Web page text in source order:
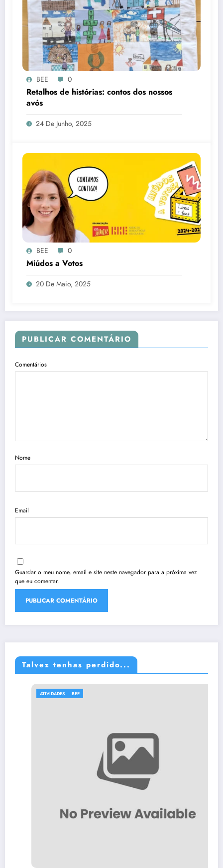
BEE 0
Retalhos de histórias: contos dos nossos
avós
24 De Junho, 2025
BEE 0
Miúdos a Votos
20 De Maio, 2025
PUBLICAR COMENTÁRIO
Comentários
Nome
Email
Guardar o meu nome, email e site neste navegador para a próxima vez
que eu comentar.
Talvez tenhas perdido...
ATIVIDADES BEE